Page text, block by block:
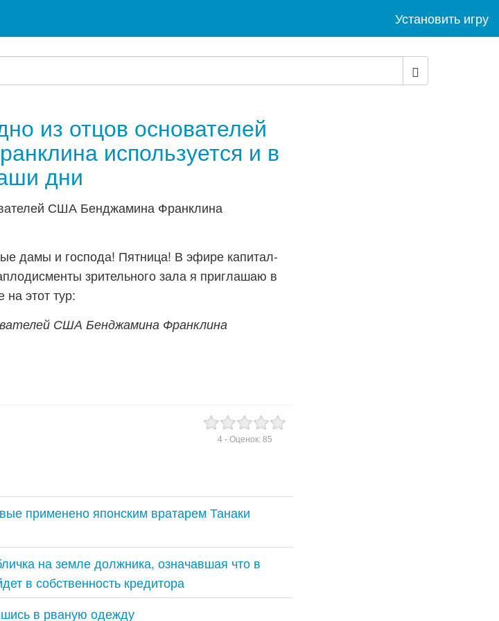
Установить игру
из отцов основателей
используется и в
дни
дамы и господа! Пятница! В эфире капитал-
зрительного зала я приглашаю в
на этот тур:
США Бенджамина Франклина
4- Оценок: 85
применено японским вратарем Танаки
на земле должника, означавшая что в
в собственность кредитора
в рваную одежду